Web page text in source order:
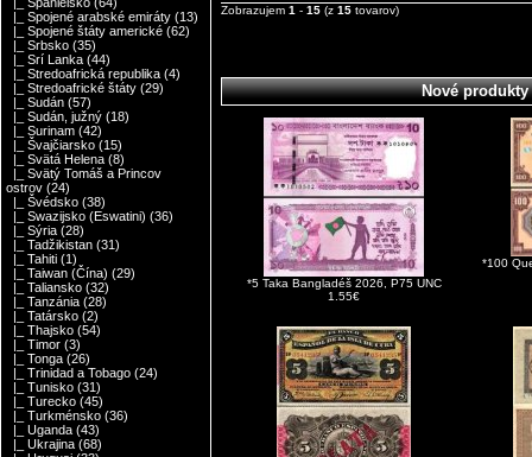
|_ Spojené arabské emiráty (13)
|_ Spojené štáty americké (62)
|_ Srbsko (35)
|_ Srí Lanka (44)
|_ Stredoafrická republika (4)
|_ Stredoafrické štáty (29)
|_ Sudán (57)
|_ Sudán, južný (18)
|_ Surinam (42)
|_ Švajčiarsko (15)
|_ Svätá Helena (8)
|_ Svätý Tomáš a Princov
ostrov (24)
|_ Švédsko (38)
|_ Swazijsko (Eswatini) (36)
|_ Sýria (28)
|_ Tadžikistan (31)
|_ Tahiti (1)
|_ Taiwan (Čína) (29)
|_ Taliansko (32)
|_ Tanzánia (28)
|_ Tatársko (2)
|_ Thajsko (54)
|_ Timor (3)
|_ Tonga (26)
|_ Trinidad a Tobago (24)
|_ Tunisko (31)
|_ Turecko (45)
|_ Turkménsko (36)
|_ Uganda (43)
|_ Ukrajina (68)
Zobrazujem 1 - 15 (z 15 tovarov)
Nové produkty
*5 Taka Bangladéš 2026, P75 UNC
1.55€
*100